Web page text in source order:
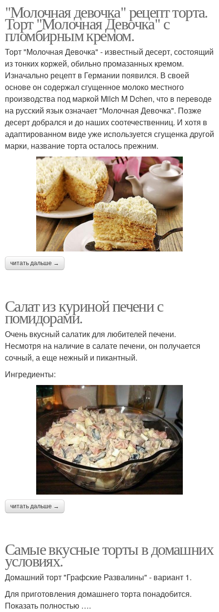
"Молочная девочка" рецепт торта.
Торт "Молочная Девочка" с
пломбирным кремом.
Торт "Молочная Девочка" - известный десерт, состоящий
из тонких коржей, обильно промазанных кремом.
Изначально рецепт в Германии появился. В своей
основе он содержал сгущенное молоко местного
производства под маркой Milch M Dchen, что в переводе
на русский язык означает "Молочная Девочка". Позже
десерт добрался и до наших соотечественниц. И хотя в
адаптированном виде уже используется сгущенка другой
марки, название торта осталось прежним.
читать дальше →
Салат из куриной печени с
помидорами.
Очень вкусный салатик для любителей печени.
Несмотря на наличие в салате печени, он получается
сочный, а еще нежный и пикантный.
Ингредиенты:
читать дальше →
Самые вкусные торты в домашних
условиях.
Домашний торт "Графские Развалины" - вариант 1.
Для приготовления домашнего торта понадобится.
Показать полностью ….